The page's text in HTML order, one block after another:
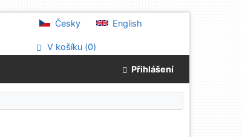
Česky English
V košíku (0)
Přihlášení